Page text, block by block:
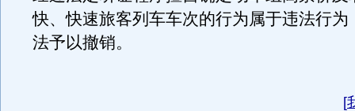
快、快速旅客列车车次的行为属于违法行为
法予以撤销。
[